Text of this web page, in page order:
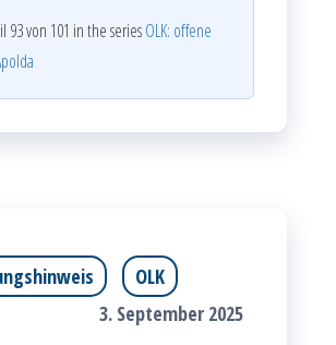
93 von 101 in the seriesOLK: offene
OLK
3. September 2025